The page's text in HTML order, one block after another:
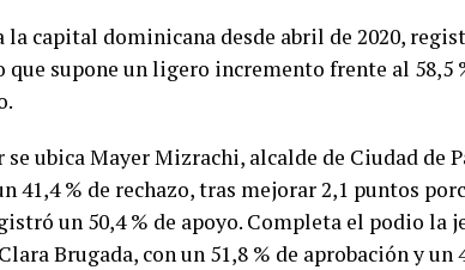
capital dominicana desde abril de 2020,
que supone un ligero incremento frente al 58,5
ubica Mayer Mizrachi, alcalde de Ciudad de
41,4 % de rechazo, tras mejorar 2,1 puntos
un 50,4 % de apoyo. Completa el podio la
Brugada, con un 51,8 % de aprobación y un